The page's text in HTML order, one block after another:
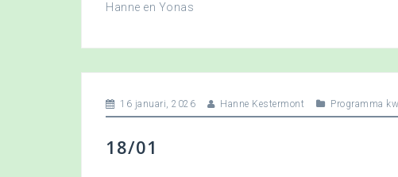
Hanne en Yonas
16 januari, 2026 Hanne Kestermont Programma
18/01